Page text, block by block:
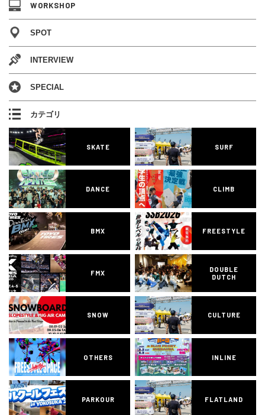
WORKSHOP
SPOT
INTERVIEW
SPECIAL
カテゴリ
SKATE SURF
DANCE CLIMB
BMX FREESTYLE
FMX
DOUBLE
DUTCH
SNOW CULTURE
OTHERS INLINE
PARKOUR FLATLAND